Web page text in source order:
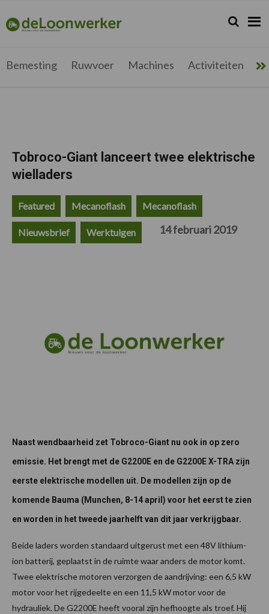
de
hoofdnavigatie
de
hoofd
de
eerste
de
voettekst
deloonwerker.be Zoeken...
Zoek
Bemesting Ruwvoer Machines Activiteiten
Tobroco-Giant lanceert twee elektrische
wielladers
Featured Mecanoflash Mecanoflash
Nieuwsbrief Werktuigen 14 februari 2019
Naast wendbaarheid zet Tobroco-Giant nu ook in op zero
emissie. Het brengt met de G2200E en de G2200E X-TRA zijn
eerste elektrische modellen uit. De modellen zijn op de
komende Bauma (Munchen, 8-14 april) voor het eerst te zien
en worden in het tweede jaarhelft van dit jaar verkrijgbaar.
Beide laders worden standaard uitgerust met een 48V lithium-
ion batterij, geplaatst in de ruimte waar anders de motor komt.
Twee elektrische motoren verzorgen de aandrijving: een 6,5 kW
motor voor het rijgedeelte en een 11,5 kW motor voor de
hydrauliek. De G2200E heeft vooral zijn hefhoogte als troef. Hij